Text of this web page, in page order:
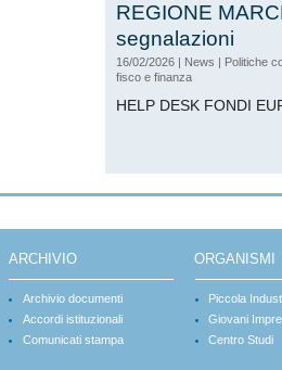
REGIONE
segnalazioni
16/02/2026 | News | Politiche
fisco e finanza
HELP DESK FONDI
ARCHIVIO
Archivio documenti
Accordi istituzionali
Comunicati stampa
ORGANISMI
Piccola
Giovani
Centro Studi